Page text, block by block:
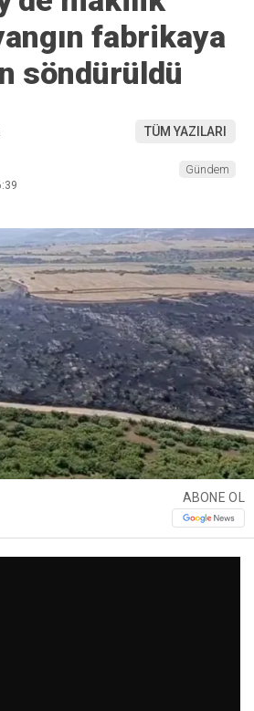
fabrikaya
söndürüldü
TÜM YAZILARI
Gündem
ABONE OL